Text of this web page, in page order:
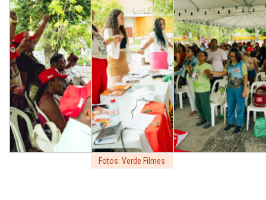
Fotos: Verde Filmes